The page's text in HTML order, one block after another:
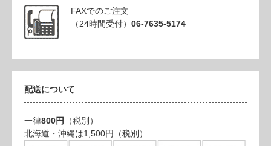
FAXでのご注文
（24時間受付） 06-7635-5174
配送について
一律800円
（税別）
北海道・沖縄は1,500円（税別）